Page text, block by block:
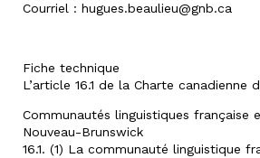
Courriel : hugues.beaulieu@gnb.ca
Fiche technique
L’article 16.1 de la Charte
Communautés linguistiques française
Nouveau-Brunswick
16.1. (1) La communauté linguistique